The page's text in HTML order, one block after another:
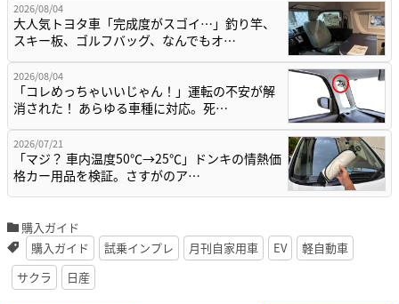
2026/08/04
大人気トヨタ車「完成度がスゴイ…」釣り竿、
スキー板、ゴルフバッグ、なんでもオ…
2026/08/04
「コレめっちゃいいじゃん！」運転の不安が解
消された！ あらゆる車種に対応。死…
2026/07/21
「マジ？ 車内温度50℃→25℃」ドンキの情熱価
格カー用品を検証。さすがのア…
購入ガイド
購入ガイド
試乗インプレ 月刊自家用車 EV
軽自動車
サクラ
日産